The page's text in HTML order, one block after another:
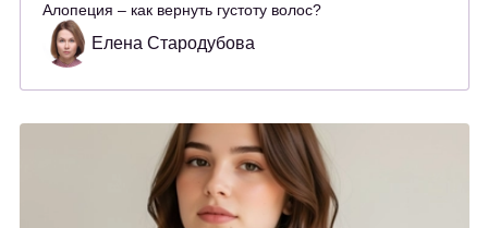
Алопеция – как вернуть густоту волос?
Елена Стародубова